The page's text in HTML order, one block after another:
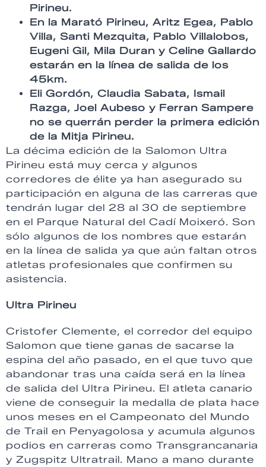
Pirineu.
En la Marató Pirineu, Aritz Egea, Pablo
Villa, Santi Mezquita, Pablo Villalobos,
Eugeni Gil, Mila Duran y Celine Gallardo
estarán en la línea de salida de los
45km.
Eli Gordón, Claudia Sabata, Ismail
Razga, Joel Aubeso y Ferran Sampere
no se querrán perder la primera edición
de la Mitja Pirineu.
La décima edición de la Salomon Ultra
Pirineu está muy cerca y algunos
corredores de élite ya han asegurado su
participación en alguna de las carreras que
tendrán lugar del 28 al 30 de septiembre
en el Parque Natural del Cadí Moixeró. Son
sólo algunos de los nombres que estarán
en la línea de salida ya que aún faltan otros
atletas profesionales que confirmen su
asistencia.
Ultra Pirineu
Cristofer Clemente, el corredor del equipo
Salomon que tiene ganas de sacarse la
espina del año pasado, en el que tuvo que
abandonar tras una caída será en la línea
de salida del Ultra Pirineu. El atleta canario
viene de conseguir la medalla de plata hace
unos meses en el Campeonato del Mundo
de Trail en Penyagolosa y acumula algunos
podios en carreras como Transgrancanaria
y Zugspitz Ultratrail. Mano a mano durante